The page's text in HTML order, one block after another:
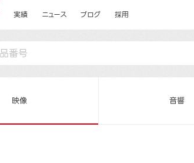
実績 ニュース ブログ 採用
映像 音響